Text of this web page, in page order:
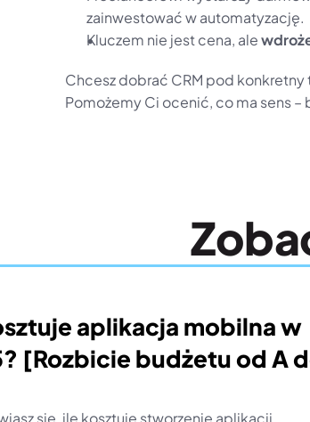
zainwestować w automatyzację.
Kluczem nie jest cena, ale
Chcesz dobrać CRM pod konkretny
Pomożemy Ci ocenić, co ma sens –
aplikacja mobilna w
[Rozbicie budżetu od A
się, ile kosztuje stworzenie aplikacji